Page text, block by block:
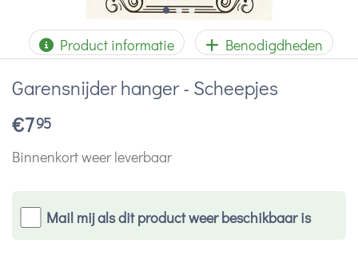
Product informatie Benodigdheden
Garensnijder hanger - Scheepjes
€795
Binnenkort weer leverbaar
Mail mij als dit product weer beschikbaar is